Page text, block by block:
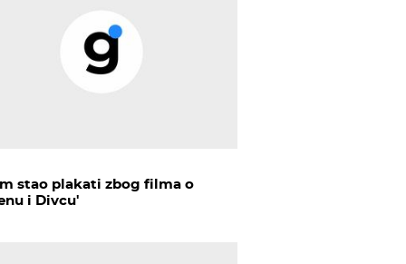
stao plakati zbog filma o
i Divcu'